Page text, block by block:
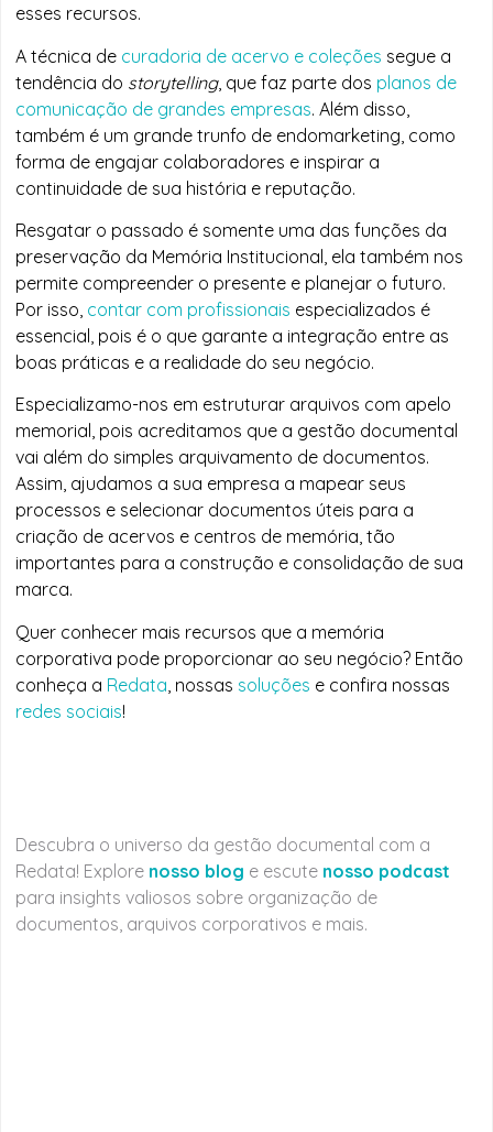
esses recursos.
A técnica de curadoria de acervo e coleções segue a
tendência do storytelling, que faz parte dos planos de
comunicação de grandes empresas. Além disso,
também é um grande trunfo de endomarketing, como
forma de engajar colaboradores e inspirar a
continuidade de sua história e reputação.
Resgatar o passado é somente uma das funções da
preservação da Memória Institucional, ela também nos
permite compreender o presente e planejar o futuro.
Por isso, contar com profissionais especializados é
essencial, pois é o que garante a integração entre as
boas práticas e a realidade do seu negócio.
Especializamo-nos em estruturar arquivos com apelo
memorial, pois acreditamos que a gestão documental
vai além do simples arquivamento de documentos.
Assim, ajudamos a sua empresa a mapear seus
processos e selecionar documentos úteis para a
criação de acervos e centros de memória, tão
importantes para a construção e consolidação de sua
marca.
Quer conhecer mais recursos que a memória
corporativa pode proporcionar ao seu negócio? Então
conheça a Redata , nossas soluções e confira nossas
redes sociais!
Descubra o universo da gestão documental com a
Redata! Explore nosso blog e escute nosso podcast
para insights valiosos sobre organização de
documentos, arquivos corporativos e mais.